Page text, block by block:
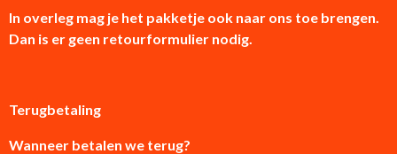
In overleg mag je het pakketje ook naar ons toe brengen.
Dan is er geen retourformulier nodig.
Terugbetaling
Wanneer betalen we terug?